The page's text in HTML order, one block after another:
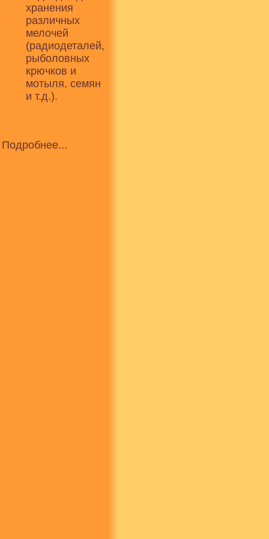
хранения
различных
мелочей
(радиодеталей,
рыболовных
крючков и
мотыля, семян
и т.д.).
Подробнее...